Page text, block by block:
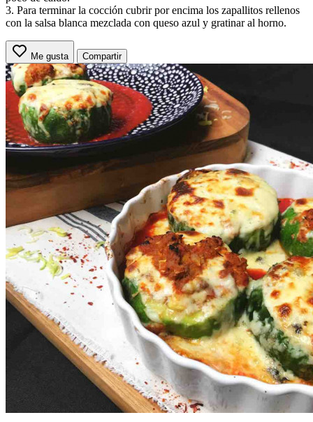
3. Para terminar la cocción cubrir por encima los zapallitos rellenos
con la salsa blanca mezclada con queso azul y gratinar al horno.
Me gusta Compartir